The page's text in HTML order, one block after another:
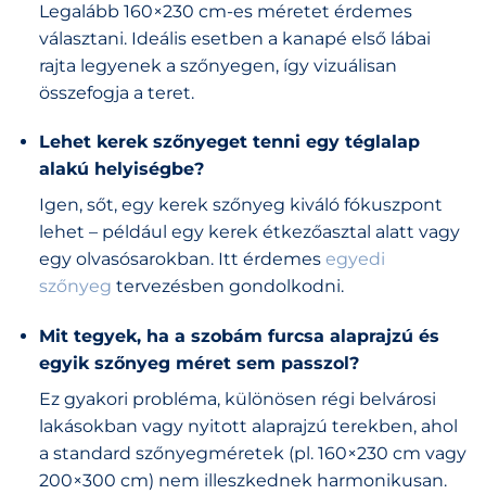
Legalább 160×230 cm-es méretet érdemes
választani. Ideális esetben a kanapé első lábai
rajta legyenek a szőnyegen, így vizuálisan
összefogja a teret.
Lehet kerek szőnyeget tenni egy téglalap
alakú helyiségbe?
Igen, sőt, egy kerek szőnyeg kiváló fókuszpont
lehet – például egy kerek étkezőasztal alatt vagy
egy olvasósarokban. Itt érdemes egyedi
szőnyeg tervezésben gondolkodni.
Mit tegyek, ha a szobám furcsa alaprajzú és
egyik szőnyeg méret sem passzol?
Ez gyakori probléma, különösen régi belvárosi
lakásokban vagy nyitott alaprajzú terekben, ahol
a standard szőnyegméretek (pl. 160×230 cm vagy
200×300 cm) nem illeszkednek harmonikusan.